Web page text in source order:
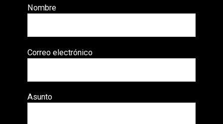
Nombre
Correo electrónico
Asunto